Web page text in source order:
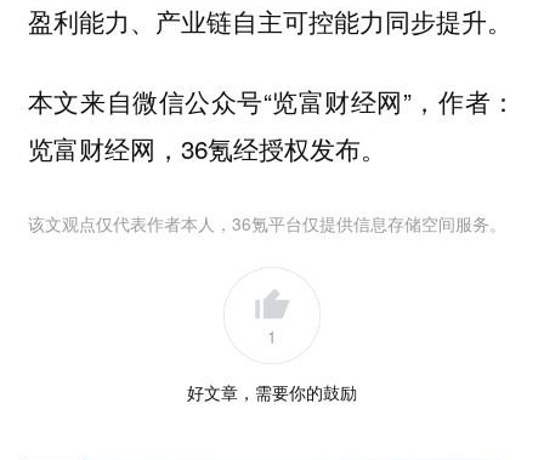
盈利能力、产业链自主可控能力同步提升。
本文来自微信公众号“览富财经网”，作者：
览富财经网，36氪经授权发布。
该文观点仅代表作者本人，36氪平台仅提供信息存储空间服务。
1
好文章，需要你的鼓励